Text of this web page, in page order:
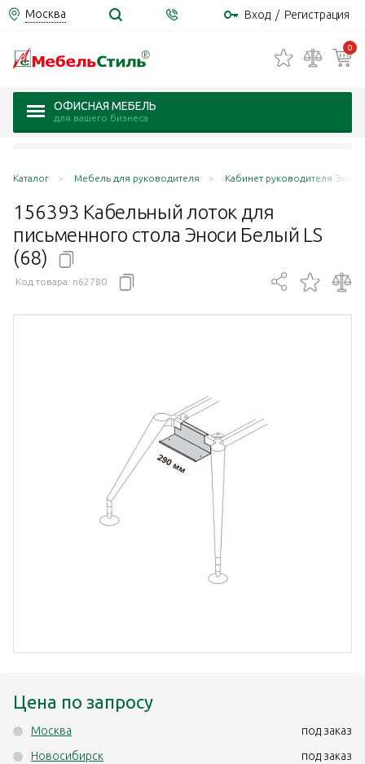
Москва Вход / Регистрация
0
ОФИСНАЯ МЕБЕЛЬ
для вашего бизнеса
Каталог Мебель для руководителя Кабинет руководителя
156393 Кабельный лоток для
письменного стола Эноси Белый LS
(68)
Код товара: n62780
Цена по запросу
Москва
под заказ
Новосибирск
под заказ